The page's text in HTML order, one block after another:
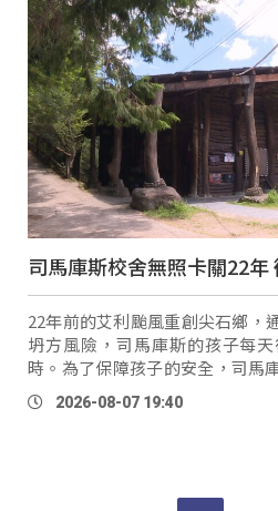
司馬庫斯校舍無照卡關22年
22年前的艾利颱風重創尖石鄉，
坍方風險，司馬庫斯的孩子每
時。為了保障孩子的安全，司馬
落上課，更由族人共同興建校舍
庫斯分班 …
2026-08-07 19:40